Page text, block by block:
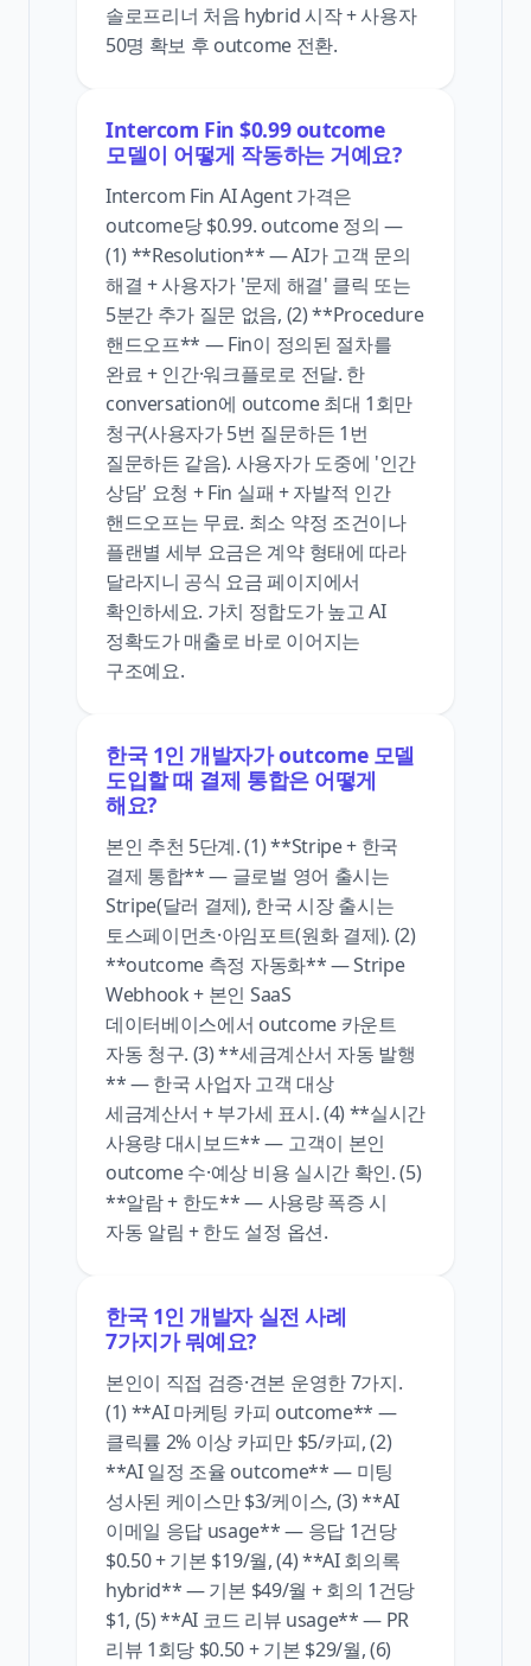
솔로프리너 처음 hybrid 시작 + 사용자
50명 확보 후 outcome 전환.
Intercom Fin $0.99 outcome
모델이 어떻게 작동하는 거예요?
Intercom Fin AI Agent 가격은
outcome당 $0.99. outcome 정의 —
(1) **Resolution** — AI가 고객 문의
해결 + 사용자가 '문제 해결' 클릭 또는
5분간 추가 질문 없음, (2) **Procedure
핸드오프** — Fin이 정의된 절차를
완료 + 인간·워크플로로 전달. 한
conversation에 outcome 최대 1회만
청구(사용자가 5번 질문하든 1번
질문하든 같음). 사용자가 도중에 '인간
상담' 요청 + Fin 실패 + 자발적 인간
핸드오프는 무료. 최소 약정 조건이나
플랜별 세부 요금은 계약 형태에 따라
달라지니 공식 요금 페이지에서
확인하세요. 가치 정합도가 높고 AI
정확도가 매출로 바로 이어지는
구조예요.
한국 1인 개발자가 outcome 모델
도입할 때 결제 통합은 어떻게
해요?
본인 추천 5단계. (1) **Stripe + 한국
결제 통합** — 글로벌 영어 출시는
Stripe(달러 결제), 한국 시장 출시는
토스페이먼츠·아임포트(원화 결제). (2)
**outcome 측정 자동화** — Stripe
Webhook + 본인 SaaS
데이터베이스에서 outcome 카운트
자동 청구. (3) **세금계산서 자동 발행
** — 한국 사업자 고객 대상
세금계산서 + 부가세 표시. (4) **실시간
사용량 대시보드** — 고객이 본인
outcome 수·예상 비용 실시간 확인. (5)
**알람 + 한도** — 사용량 폭증 시
자동 알림 + 한도 설정 옵션.
한국 1인 개발자 실전 사례
7가지가 뭐예요?
본인이 직접 검증·견본 운영한 7가지.
(1) **AI 마케팅 카피 outcome** —
클릭률 2% 이상 카피만 $5/카피, (2)
**AI 일정 조율 outcome** — 미팅
성사된 케이스만 $3/케이스, (3) **AI
이메일 응답 usage** — 응답 1건당
$0.50 + 기본 $19/월, (4) **AI 회의록
hybrid** — 기본 $49/월 + 회의 1건당
$1, (5) **AI 코드 리뷰 usage** — PR
리뷰 1회당 $0.50 + 기본 $29/월, (6)